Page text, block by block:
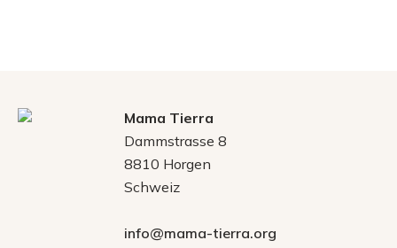
Mama Tierra
Dammstrasse 8
8810 Horgen
Schweiz
info@mama-tierra.org